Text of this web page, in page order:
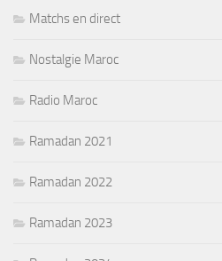
Matchs en direct
Nostalgie Maroc
Radio Maroc
Ramadan 2021
Ramadan 2022
Ramadan 2023